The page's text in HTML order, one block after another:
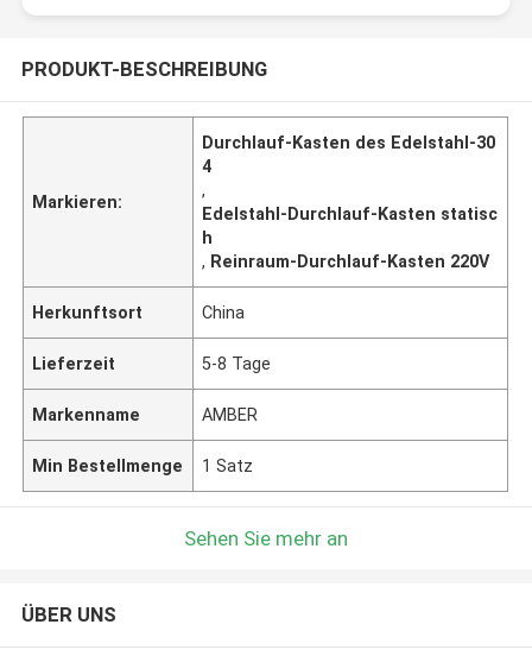
PRODUKT-BESCHREIBUNG
Markieren:
Durchlauf-Kasten des Edelstahl-30
4
,
Edelstahl-Durchlauf-Kasten statisc
h
, Reinraum-Durchlauf-Kasten 220V
Herkunftsort China
Lieferzeit 5-8 Tage
Markenname AMBER
Min Bestellmenge 1 Satz
Sehen Sie mehr an
ÜBER UNS